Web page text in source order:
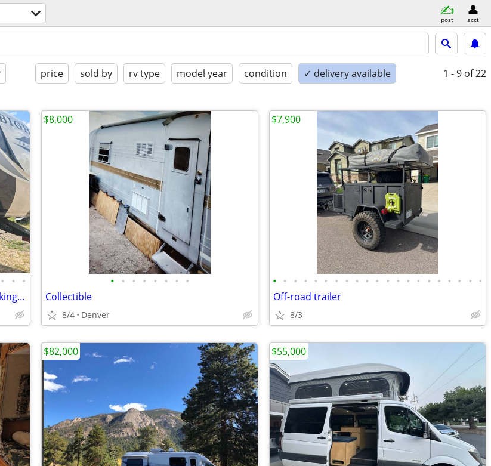
post acct
price sold by rv type model year condition ✓ delivery available 1 - 9 of 22
• • •
Bighorn 2018fifth wheel triple slide, nice king bed
• • • • • • • •
Collectible
8/4 Denver
$8,000
• • • • • • • • • • • • • • • • • • • • •
Off-road trailer
8/3
$7,900
$82,000 $55,000